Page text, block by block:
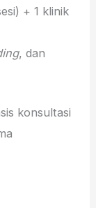
+ 1 klinik
, dan
konsultasi